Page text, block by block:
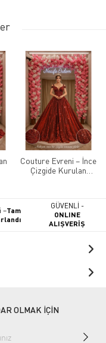
Couture Evreni – İnce
Çizgide Kurulan
–Tam
GÜVENLİ -
ONLINE
ALIŞVERİŞ
OLMAK İÇİN